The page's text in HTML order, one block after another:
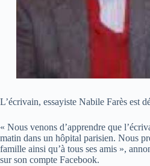
L’écrivain, essayiste Nabile Farès est
« Nous venons d’apprendre que
matin dans un hôpital parisien. Nous
famille ainsi qu’à tous ses amis »,
sur son compte Facebook.